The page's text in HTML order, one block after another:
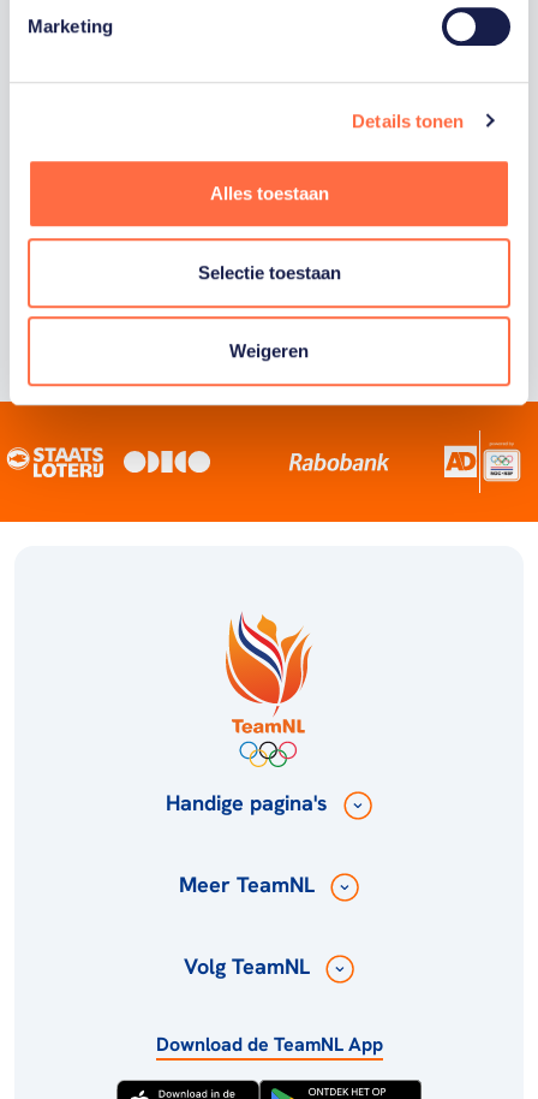
Marketing
Details tonen
Alles toestaan
Selectie toestaan
Weigeren
Staatsloterij is trotse hoofdsponsor van
sportiefste land van de wereld maken.
Handige pagina's
Meer TeamNL
Volg TeamNL
Download de TeamNL App